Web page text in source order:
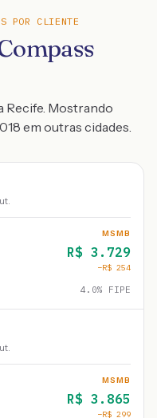
POR CLIENTE
Recife. Mostrando
em outras cidades.
MSMB
R$ 3.729
−R$ 254
4.0% FIPE
MSMB
R$ 3.865
−R$ 299